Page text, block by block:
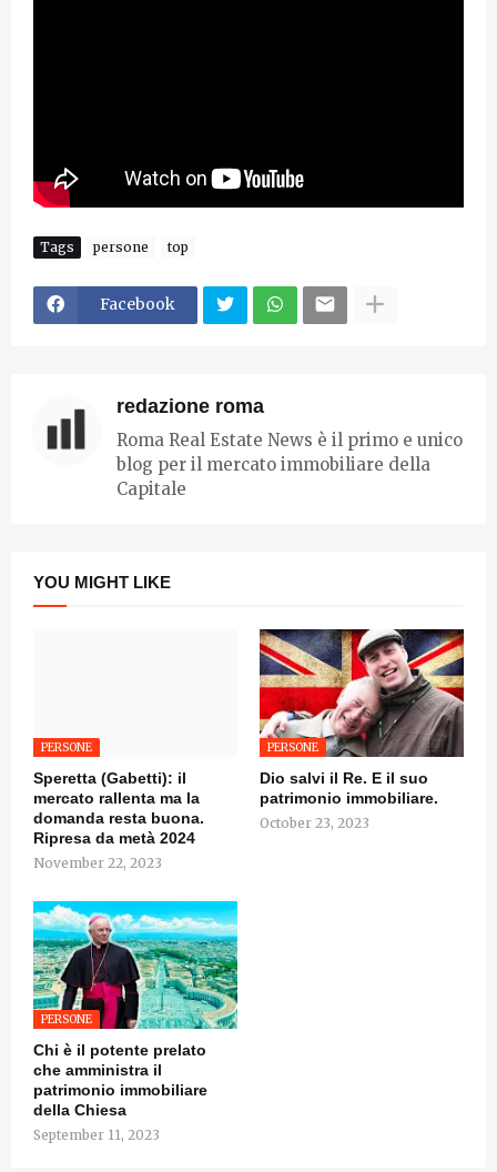
Tags persone top
Facebook
redazione roma
Roma Real Estate News è il primo e unico
blog per il mercato immobiliare della
Capitale
YOU MIGHT LIKE
PERSONE
Speretta (Gabetti): il
mercato rallenta ma la
domanda resta buona.
Ripresa da metà 2024
November 22, 2023
PERSONE
Dio salvi il Re. E il suo
patrimonio immobiliare.
October 23, 2023
PERSONE
Chi è il potente prelato
che amministra il
patrimonio immobiliare
della Chiesa
September 11, 2023